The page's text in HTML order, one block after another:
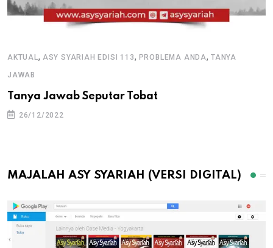
AKTUAL, ASY SYARIAH EDISI 113, PROBLEMA ANDA,TANYA
JAWAB
Tanya Jawab Seputar Tobat
26/12/2022
MAJALAH ASY SYARIAH (VERSI DIGITAL)